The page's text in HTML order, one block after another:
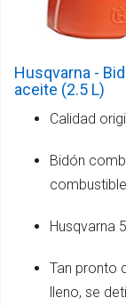
Husqvarna -
aceite (2.5 L)
Calidad
Bidón
Husqvarna
Tan pronto
lleno, se